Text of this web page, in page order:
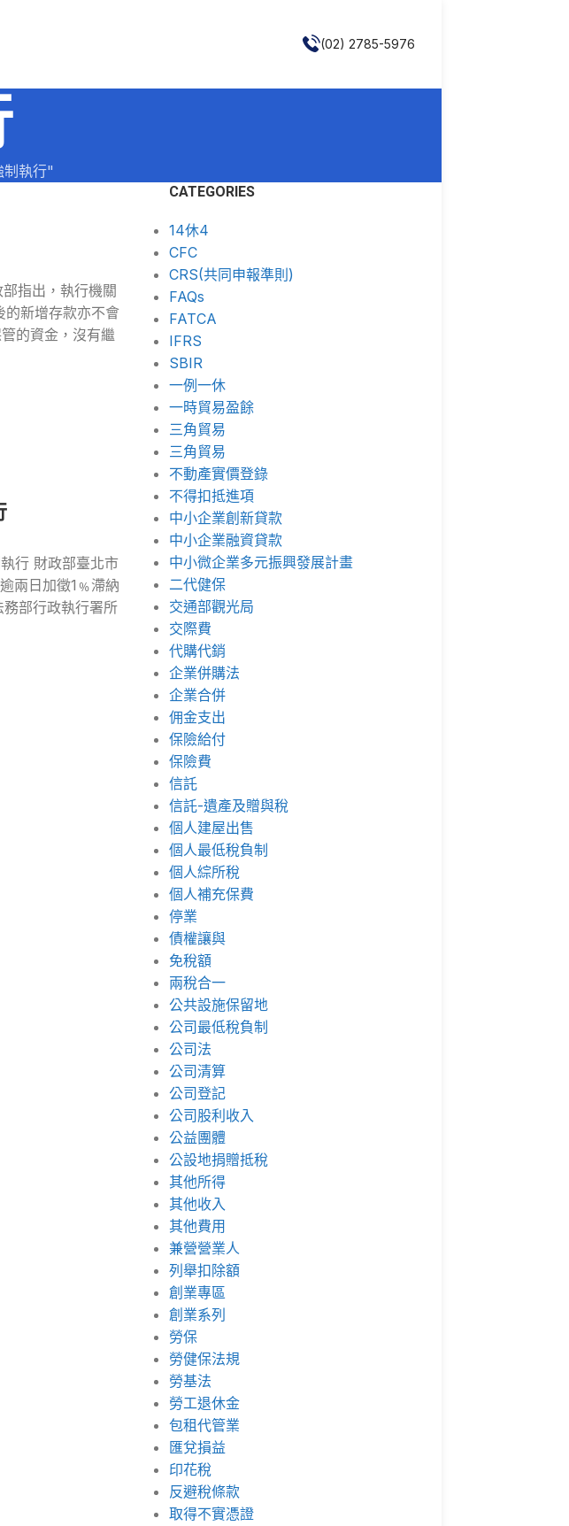
(02) 2785-5976
執行"
指出，執行機關
的新增存款亦不會
的資金，沒有繼
行 財政部臺北市
兩日加徵1﹪滯納
部行政執行署所
CATEGORIES
14休4
CFC
CRS(共同申報準則)
FAQs
FATCA
IFRS
SBIR
一例一休
一時貿易盈餘
三角貿易
三角貿易
不動產實價登錄
不得扣抵進項
中小企業創新貸款
中小企業融資貸款
中小微企業多元振興發展計畫
二代健保
交通部觀光局
交際費
代購代銷
企業併購法
企業合併
佣金支出
保險給付
保險費
信託
信託-遺產及贈與稅
個人建屋出售
個人最低稅負制
個人綜所稅
個人補充保費
停業
債權讓與
免稅額
兩稅合一
公共設施保留地
公司最低稅負制
公司法
公司清算
公司登記
公司股利收入
公益團體
公設地捐贈抵稅
其他所得
其他收入
其他費用
兼營營業人
列舉扣除額
創業專區
創業系列
勞保
勞健保法規
勞基法
勞工退休金
包租代管業
匯兌損益
印花稅
反避稅條款
取得不實憑證